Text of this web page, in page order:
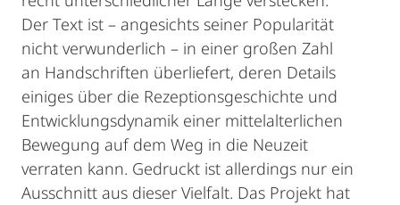
Der Text ist – angesichts seiner Popularität
nicht verwunderlich – in einer großen Zahl
an Handschriften überliefert, deren Details
einiges über die Rezeptionsgeschichte und
Entwicklungsdynamik einer mittelalterlichen
Bewegung auf dem Weg in die Neuzeit
verraten kann. Gedruckt ist allerdings nur ein
Ausschnitt aus dieser Vielfalt. Das Projekt hat